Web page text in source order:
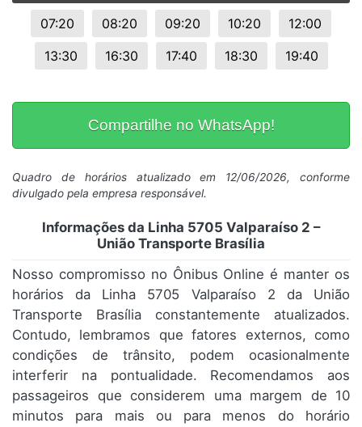
07:20 08:20 09:20 10:20
12:00
13:30
16:30 17:40 18:30 19:40
Compartilhe no WhatsApp!
Quadro de horários atualizado em 12/06/2026, conforme
divulgado pela empresa responsável.
Informações da Linha 5705 Valparaíso 2 –
União Transporte Brasília
Nosso compromisso no Ônibus Online é manter os
horários da Linha 5705 Valparaíso 2 da União
Transporte Brasília constantemente atualizados.
Contudo, lembramos que fatores externos, como
condições de trânsito, podem ocasionalmente
interferir na pontualidade. Recomendamos aos
passageiros que considerem uma margem de 10
minutos para mais ou para menos do horário